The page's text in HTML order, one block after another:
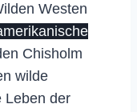
Westen
Chisholm
wilde
Leben der